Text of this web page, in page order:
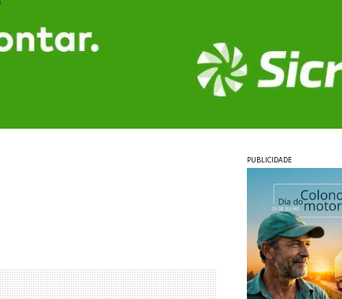
PUBLICIDADE